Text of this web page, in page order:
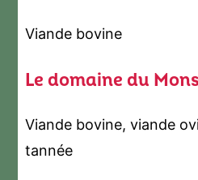
Viande bovine
Le domaine du
Viande bovine, viande
tannée